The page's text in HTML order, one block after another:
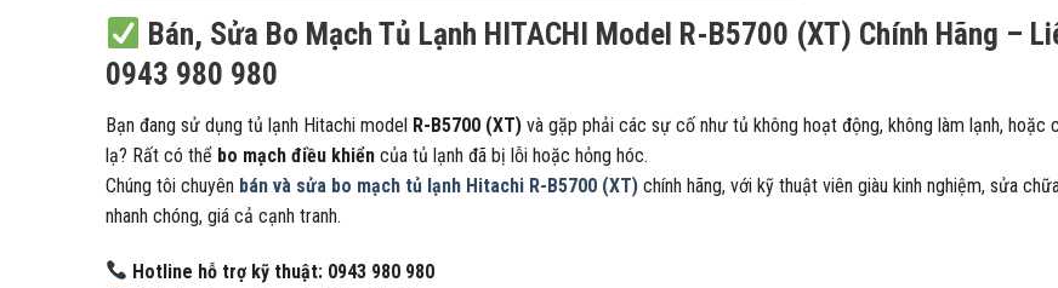
Bán, Sửa Bo Mạch Tủ Lạnh HITACHI Model R-B5700 (XT) Chính Hãng –
0943 980 980
Bạn đang sử dụng tủ lạnh Hitachi model R-B5700 (XT) và gặp phải các sự cố như tủ không hoạt động, không làm lạnh, hoặc
lạ? Rất có thể bo mạch điều khiển của tủ lạnh đã bị lỗi hoặc hỏng hóc.
Chúng tôi chuyên bán và sửa bo mạch tủ lạnh Hitachi R-B5700 (XT) chính hãng, với kỹ thuật viên giàu kinh nghiệm, sửa
nhanh chóng, giá cả cạnh tranh.
Hotline hỗ trợ kỹ thuật: 0943 980 980